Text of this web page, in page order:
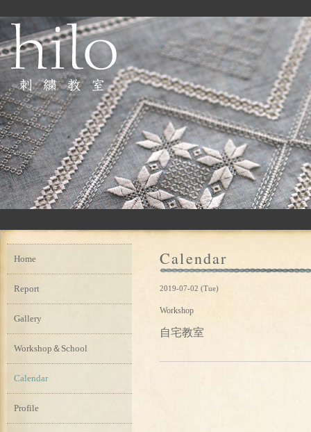
Calendar
2019-07-02 (Tue)
Workshop
自宅教室
Home
Report
Gallery
Workshop＆School
Calendar
Profile